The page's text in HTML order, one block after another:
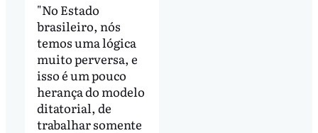
"No Estado
brasileiro, nós
temos uma lógica
muito perversa, e
isso é um pouco
herança do modelo
ditatorial, de
trabalhar somente